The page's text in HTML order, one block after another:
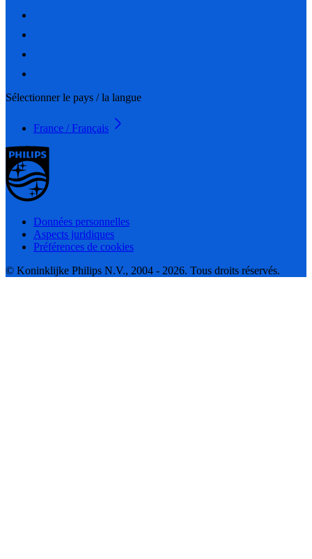
Sélectionner le pays / la langue
France / Français
Données personnelles
Aspects juridiques
Préférences de cookies
© Koninklijke Philips N.V., 2004 - 2026. Tous droits réservés.